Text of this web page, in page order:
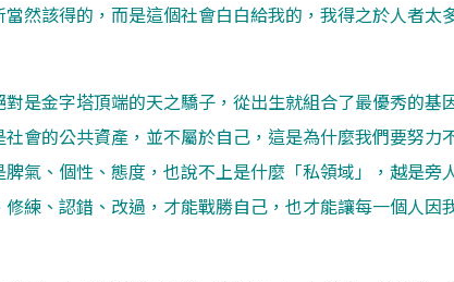
然該得的，而是這個社會白白給我的，我得之於人者太
是金字塔頂端的天之驕子，從出生就組合了最優秀的基
會的公共資產，並不屬於自己，這是為什麼我們要努力
氣、個性、態度，也說不上是什麼「私領域」，越是旁
練、認錯、改過，才能戰勝自己，也才能讓每一個人因